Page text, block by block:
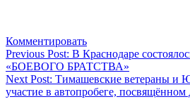
Комментировать
Навигация
по
записям
Previous Post: В Краснодаре
«БОЕВОГО БРАТСТВА»
Next Post: Тимашевские ветераны и
участие в автопробеге,